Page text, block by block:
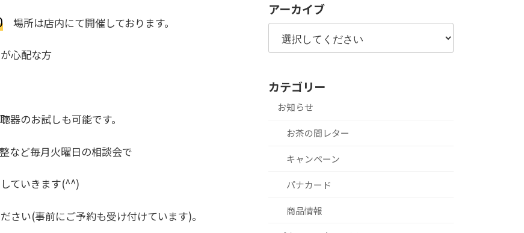
場所は店内にて開催しております。
心配な方
器のお試しも可能です。
など毎月火曜日の相談会で
ていきます(^^)
さい(事前にご予約も受け付けています)。
アーカイブ
カテゴリー
お知らせ
お茶の間レター
キャンペーン
パナカード
商品情報